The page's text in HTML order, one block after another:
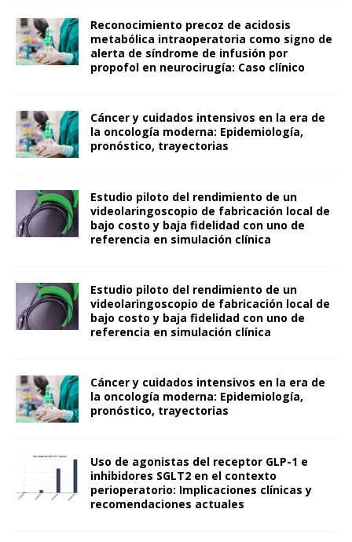
Reconocimiento precoz de acidosis
metabólica intraoperatoria como signo de
alerta de síndrome de infusión por
propofol en neurocirugía: Caso clínico
Cáncer y cuidados intensivos en la era de
la oncología moderna: Epidemiología,
pronóstico, trayectorias
Estudio piloto del rendimiento de un
videolaringoscopio de fabricación local de
bajo costo y baja fidelidad con uno de
referencia en simulación clínica
Estudio piloto del rendimiento de un
videolaringoscopio de fabricación local de
bajo costo y baja fidelidad con uno de
referencia en simulación clínica
Cáncer y cuidados intensivos en la era de
la oncología moderna: Epidemiología,
pronóstico, trayectorias
Uso de agonistas del receptor GLP-1 e
inhibidores SGLT2 en el contexto
perioperatorio: Implicaciones clínicas y
recomendaciones actuales